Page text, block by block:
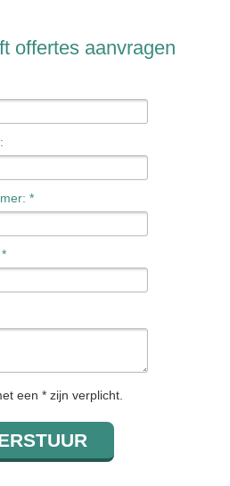
offertes aanvragen
*
een * zijn verplicht.